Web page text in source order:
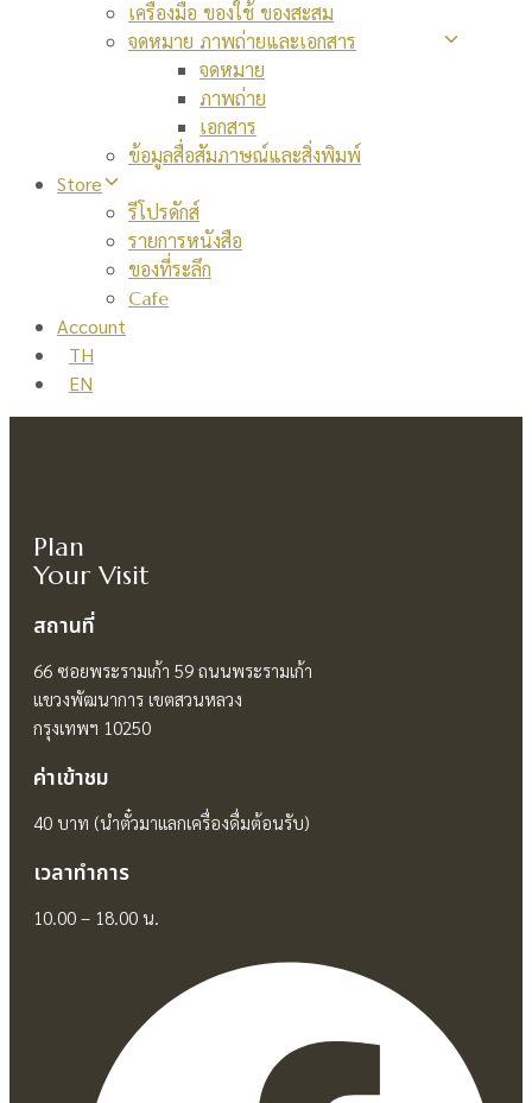
เครื่องมือ ของใช้ ของสะสม
จดหมาย ภาพถ่ายและเอกสาร
จดหมาย
ภาพถ่าย
เอกสาร
ข้อมูลสื่อสัมภาษณ์และสิ่งพิมพ์
Store
รีโปรดักส์
รายการหนังสือ
ของที่ระลึก
Cafe
Account
TH
EN
Plan
Your Visit
สถานที่
66 ซอยพระรามเก้า 59 ถนนพระรามเก้า
แขวงพัฒนาการ เขตสวนหลวง
กรุงเทพฯ 10250
ค่าเข้าชม
40 บาท (นำตั๋วมาแลกเครื่องดื่มต้อนรับ)
เวลาทำการ
10.00 – 18.00 น.